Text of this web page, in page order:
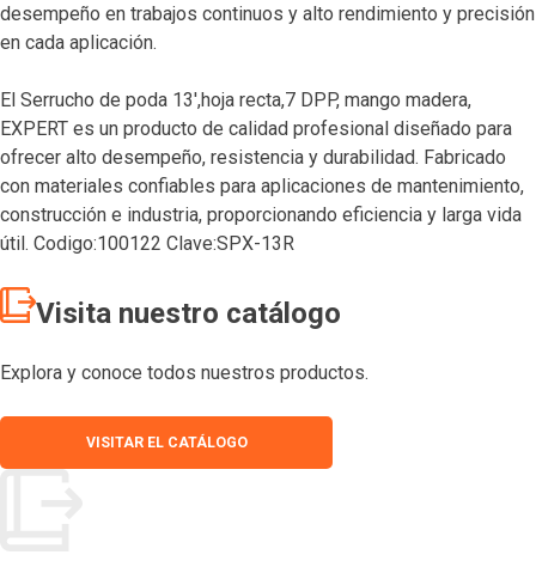
desempeño en trabajos continuos y alto rendimiento y precisión
en cada aplicación.
El Serrucho de poda 13′,hoja recta,7 DPP, mango madera,
EXPERT es un producto de calidad profesional diseñado para
ofrecer alto desempeño, resistencia y durabilidad. Fabricado
con materiales confiables para aplicaciones de mantenimiento,
construcción e industria, proporcionando eficiencia y larga vida
útil. Codigo:100122 Clave:SPX-13R
Visita nuestro catálogo
Explora y conoce todos nuestros productos.
VISITAR EL CATÁLOGO